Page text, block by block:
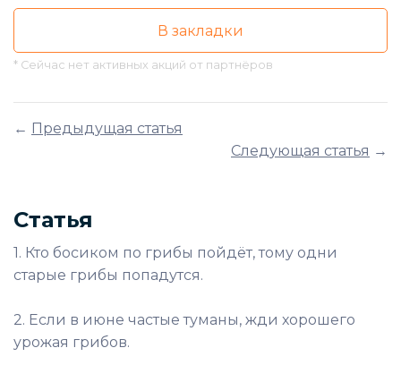
В закладки
* Сейчас нет активных акций от партнёров
← Предыдущая статья
Следующая статья →
Статья
1. Кто босиком по грибы пойдёт, тому одни
старые грибы попадутся.
2. Если в июне частые туманы, жди хорошего
урожая грибов.